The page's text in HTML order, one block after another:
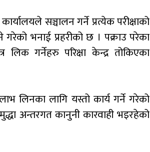
सञ्चालन गर्ने प्रत्येक परीक्षाको
गरेको भनाई प्रहरीको छ । पक्राउ परेका
लिक गर्नेहरु परिक्षा केन्द्र तोकिएका
लिनका लागि यस्तो कार्य गर्ने गरेको
अन्तरगत कानुनी कारवाही भइरहेको